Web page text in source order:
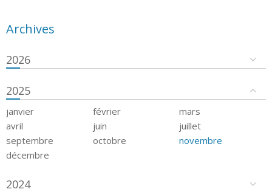
Archives
2026
2025
janvier février
mars
avril
juin
juillet
septembre
octobre
novembre
décembre
2024